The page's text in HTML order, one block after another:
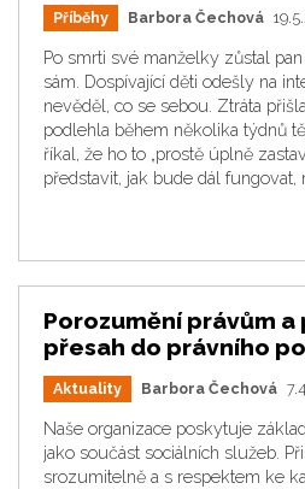
Příběhy Barbora Čechová
Po smrti své manželky zůstal
sám. Dospívající děti odešly na
nevěděl, co se sebou. Ztráta
podlehla během několika týdnů
říkal, že ho to „prostě úplně
představit, jak bude dál fungovat,
Porozumění právům
přesah do právního
Aktuality Barbora Čechová
Naše organizace poskytuje
jako součást sociálních služeb.
srozumitelně a s respektem ke